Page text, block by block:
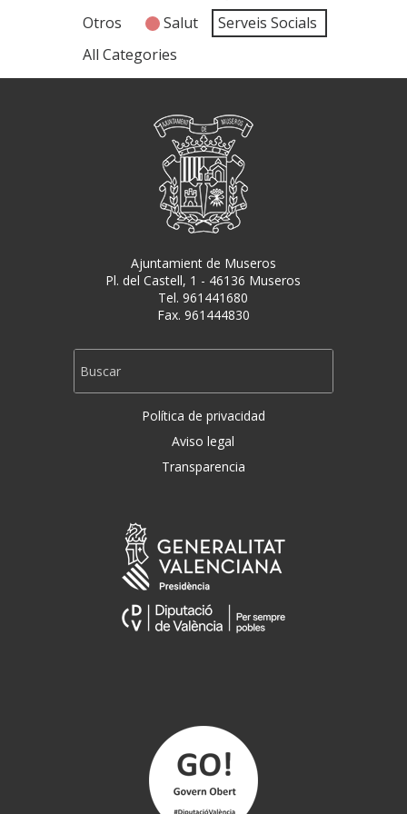
Otros
Salut
Serveis Socials
All Categories
Ajuntamient de Museros
Pl. del Castell, 1 - 46136 Museros
Tel. 961441680
Fax. 961444830
Política de privacidad
Aviso legal
Transparencia